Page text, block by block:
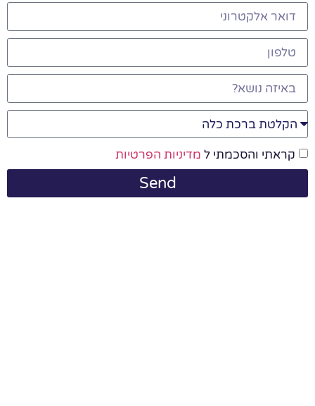
קראתי והסכמתי ל מדיניות הפרטיות
Send